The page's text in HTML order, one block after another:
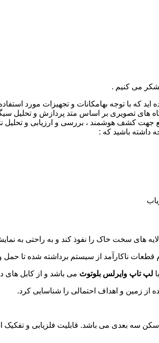
می کنیم .
برترین تکنولوژی شده اید که با توجه بهامکانات و تجهیزات
تصویری دیگیرینمیتوانید بیابید.قویترین فلزیاب تصویری توربو 20000 از سری دستگاه های
جهت کشف هوشمند ، بررسی و ارزیابی و تحلیل
داشته باشید که :
ناکارآمد از سیستم برداشته شده تا حمل
لپ تاپ وایرلس بلوتوث می باشد و از کابل های
از زمین و اهداف احتمالی را شناسایی کرد.
سه بعدی می باشد. قابلیت فلزیابی و تفکیک